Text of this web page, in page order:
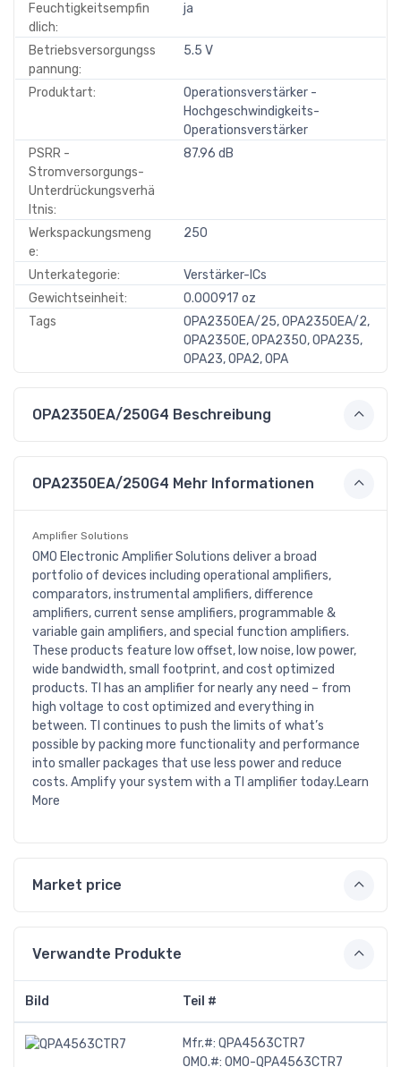
Feuchtigkeitsempfin
dlich:
ja
Betriebsversorgungss
pannung:
5.5 V
Produktart:
Operationsverstärker -
Hochgeschwindigkeits-
Operationsverstärker
PSRR -
Stromversorgungs-
Unterdrückungsverhä
ltnis:
87.96 dB
Werkspackungsmeng
e:
250
Unterkategorie:
Verstärker-ICs
Gewichtseinheit:
0.000917 oz
Tags
OPA2350EA/25, OPA2350EA/2,
OPA2350E, OPA2350, OPA235,
OPA23, OPA2, OPA
OPA2350EA/250G4 Beschreibung
OPA2350EA/250G4 Mehr Informationen
Amplifier Solutions
OMO Electronic Amplifier Solutions deliver a broad
portfolio of devices including operational amplifiers,
comparators, instrumental amplifiers, difference
amplifiers, current sense amplifiers, programmable &
variable gain amplifiers, and special function amplifiers.
These products feature low offset, low noise, low power,
wide bandwidth, small footprint, and cost optimized
products. TI has an amplifier for nearly any need – from
high voltage to cost optimized and everything in
between. TI continues to push the limits of what’s
possible by packing more functionality and performance
into smaller packages that use less power and reduce
costs. Amplify your system with a TI amplifier today.Learn
More
Market price
Verwandte Produkte
Bild Teil #
Mfr.#: QPA4563CTR7
OMO.#: OMO-QPA4563CTR7